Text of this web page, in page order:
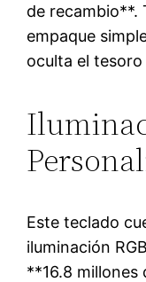
de recambio**.
empaque
oculta el
Este teclado
iluminación
**16.8 millones